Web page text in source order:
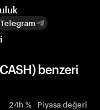
Telegram
benzeri
24h % Piyasa değeri